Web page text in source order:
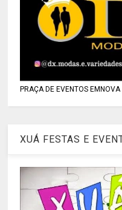
PRAÇA DE EVENTOS EMNOVA
XUÁ FESTAS E